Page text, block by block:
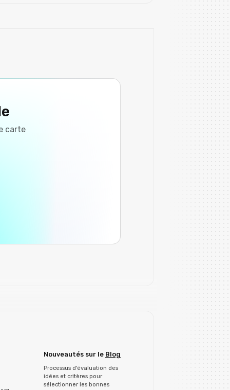
carte
Nouveautés sur le Blog
Processus d'évaluation des
idées et critères pour
sélectionner les bonnes